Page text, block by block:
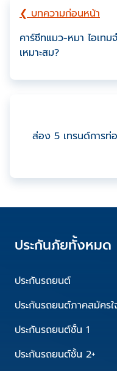
❮ บทความก่อนหน้า
คาร์ซีทแมว-หมา ไอเทม
เหมาะสม?
ส่อง 5 เทรนด์การท่
ประกันภัยทั้งหมด
ประกันรถยนต์
ประกันรถยนต์ภาคสมัครใ
ประกันรถยนต์ชั้น 1
ประกันรถยนต์ชั้น 2+